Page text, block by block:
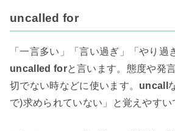
uncalled for
「一言多い」「言い過ぎ」「やり過
uncalled forと言います。態度や発
切でない時などに使います。 uncall
で)求められていない」と覚えやすい